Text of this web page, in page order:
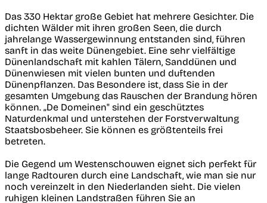
Das 330 Hektar große Gebiet hat mehrere Gesichter. Die
dichten Wälder mit ihren großen Seen, die durch
jahrelange Wassergewinnung entstanden sind, führen
sanft in das weite Dünengebiet. Eine sehr vielfältige
Dünenlandschaft mit kahlen Tälern, Sanddünen und
Dünenwiesen mit vielen bunten und duftenden
Dünenpflanzen. Das Besondere ist, dass Sie in der
gesamten Umgebung das Rauschen der Brandung hören
können. „De Domeinen" sind ein geschütztes
Naturdenkmal und unterstehen der Forstverwaltung
Staatsbosbeheer. Sie können es größtenteils frei
betreten.
Die Gegend um Westenschouwen eignet sich perfekt für
lange Radtouren durch eine Landschaft, wie man sie nur
noch vereinzelt in den Niederlanden sieht. Die vielen
ruhigen kleinen Landstraßen führen Sie an